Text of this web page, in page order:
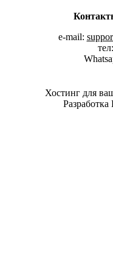
e-mail:
Хостинг для